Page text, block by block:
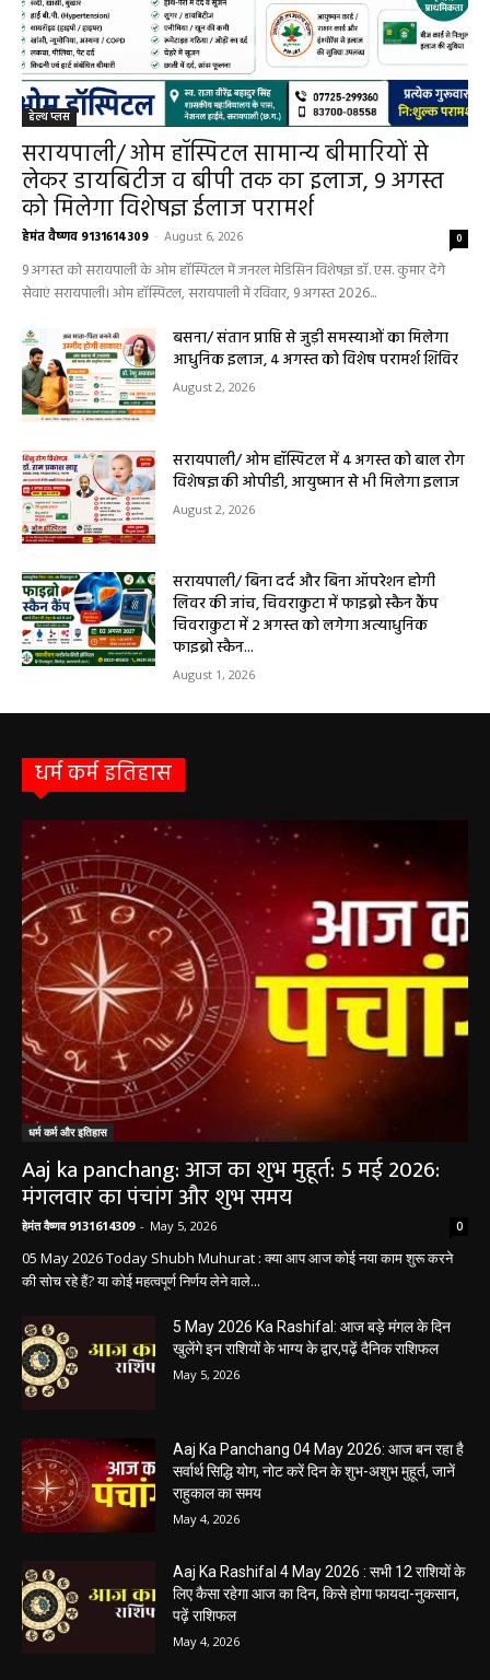
लेकर डायबिटीज व बीपी तक का इलाज, 9 अगस्त
को मिलेगा विशेषज्ञ ईलाज परामर्श
हेमंत वैष्णव 9131614309 August 6, 2026 0
9 अगस्त को सरायपाली के ओम हॉस्पिटल में जनरल मेडिसिन विशेषज्ञ डॉ. एस. कुमार देंगे
सेवाएं सरायपाली। ओम हॉस्पिटल, सरायपाली में रविवार, 9 अगस्त 2026...
बसना/ संतान प्राप्ति से जुड़ी समस्याओं का मिलेगा
आधुनिक इलाज, 4 अगस्त को विशेष परामर्श शिविर
August 2, 2026
विशेषज्ञ की ओपीडी, आयुष्मान से भी मिलेगा इलाज
August 2, 2026
लिवर की जांच, चिवराकुटा में फाइब्रो स्कैन कैंप
चिवराकुटा में 2 अगस्त को लगेगा अत्याधुनिक
फाइब्रो स्कैन...
धर्म कर्म इतिहास
धर्म कर्म और इतिहास
Aaj ka panchang: आज का शुभ मुहूर्त: 5 मई 2026:
मंगलवार का पंचांग और शुभ समय
हेमंत वैष्णव 9131614309 - May 5, 2026
05 May 2026 Today Shubh Muhurat : क्या आप आज कोई नया काम शुरू करने
की सोच रहे हैं? या कोई महत्वपूर्ण निर्णय लेने वाले...
5 May 2026 Ka Rashifal: आज बड़े मंगल के दिन
खुलेंगे इन राशियों के भाग्य के द्वार,पढ़ें दैनिक राशिफल
May 5, 2026
सर्वार्थ सिद्धि योग, नोट करें दिन के शुभ-अशुभ मुहूर्त, जानें
राहुकाल का समय
May 4, 2026
लिए कैसा रहेगा आज का दिन, किसे होगा फायदा-नुकसान,
पढ़ें राशिफल
May 4, 2026
कृष्ण पक्ष की द्वितीया तिथि, जानें-शुभ मुहूर्त और राहुकाल
May 3, 2026